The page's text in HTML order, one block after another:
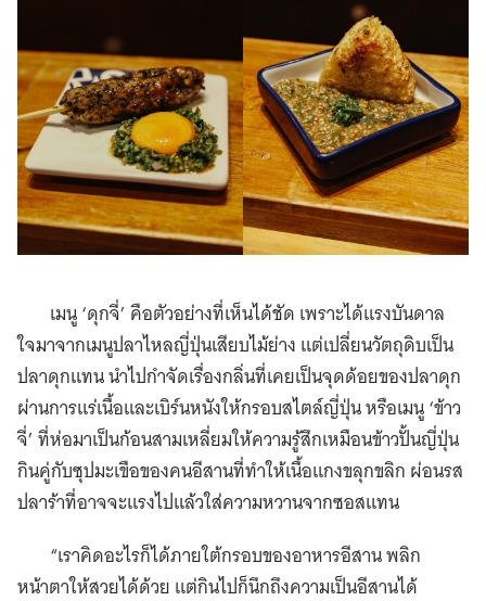
เมนู ‘ดุกจี่’ คือตัวอย่างที่เห็นได้ชัด เพราะได้แรงบันดาล
ใจมาจากเมนูปลาไหลญี่ปุ่นเสียบไม้ย่าง แต่เปลี่ยนวัตถุดิบเป็น
ปลาดุกแทน นำไปกำจัดเรื่องกลิ่นที่เคยเป็นจุดด้อยของปลาดุก
ผ่านการแร่เนื้อและเบิร์นหนังให้กรอบสไตล์ญี่ปุ่น หรือเมนู ‘ข้าว
จี่’ ที่ห่อมาเป็นก้อนสามเหลี่ยมให้ความรู้สึกเหมือนข้าวปั้นญี่ปุ่น
กินคู่กับซุปมะเขือของคนอีสานที่ทำให้เนื้อแกงขลุกขลิก ผ่อนรส
ปลาร้าที่อาจจะแรงไปแล้วใส่ความหวานจากซอสแทน
“เราคิดอะไรก็ได้ภายใต้กรอบของอาหารอีสาน พลิก
หน้าตาให้สวยได้ด้วย แต่กินไปก็นึกถึงความเป็นอีสานได้